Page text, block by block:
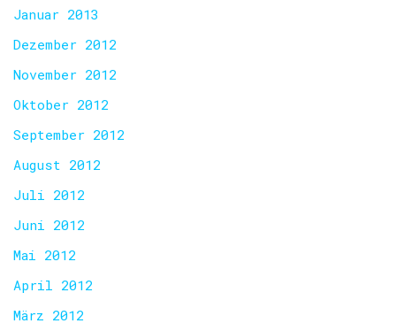
Januar 2013
Dezember 2012
November 2012
Oktober 2012
September 2012
August 2012
Juli 2012
Juni 2012
Mai 2012
April 2012
März 2012